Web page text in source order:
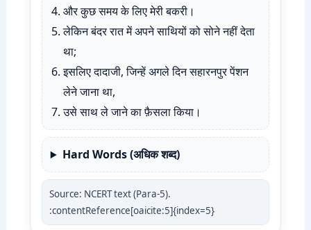
और कुछ समय के लिए मेरी बकरी।
लेकिन बंदर रात में अपने साथियों को सोने नहीं देता
था;
इसलिए दादाजी, जिन्हें अगले दिन सहारनपुर पेंशन
लेने जाना था,
उसे साथ ले जाने का फ़ैसला किया।
Hard Words (अधिक शब्द)
Source: NCERT text (Para-5).
:contentReference[oaicite:5]{index=5}